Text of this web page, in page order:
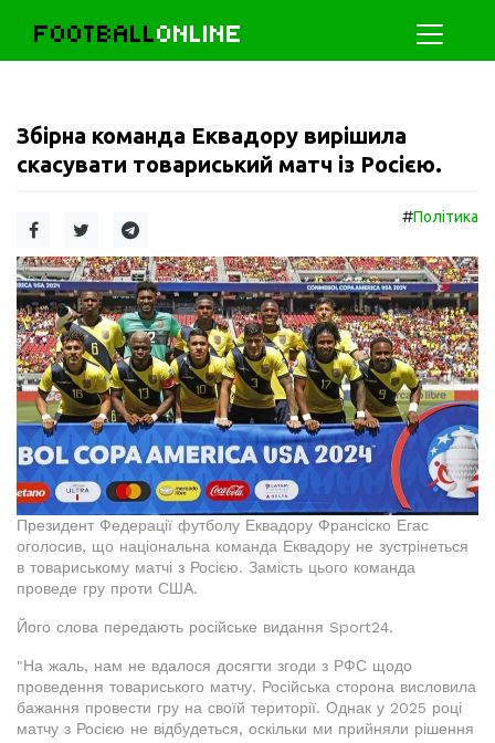
FOOTBALLONLINE
Збірна команда Еквадору вирішила
скасувати товариський матч із Росією.
#Політика
Президент Федерації футболу Еквадору Франсіско Егас
оголосив, що національна команда Еквадору не зустрінеться
в товариському матчі з Росією. Замість цього команда
проведе гру проти США.
Його слова передають російське видання Sport24.
"На жаль, нам не вдалося досягти згоди з РФС щодо
проведення товариського матчу. Російська сторона висловила
бажання провести гру на своїй території. Однак у 2025 році
матчу з Росією не відбудеться, оскільки ми прийняли рішення